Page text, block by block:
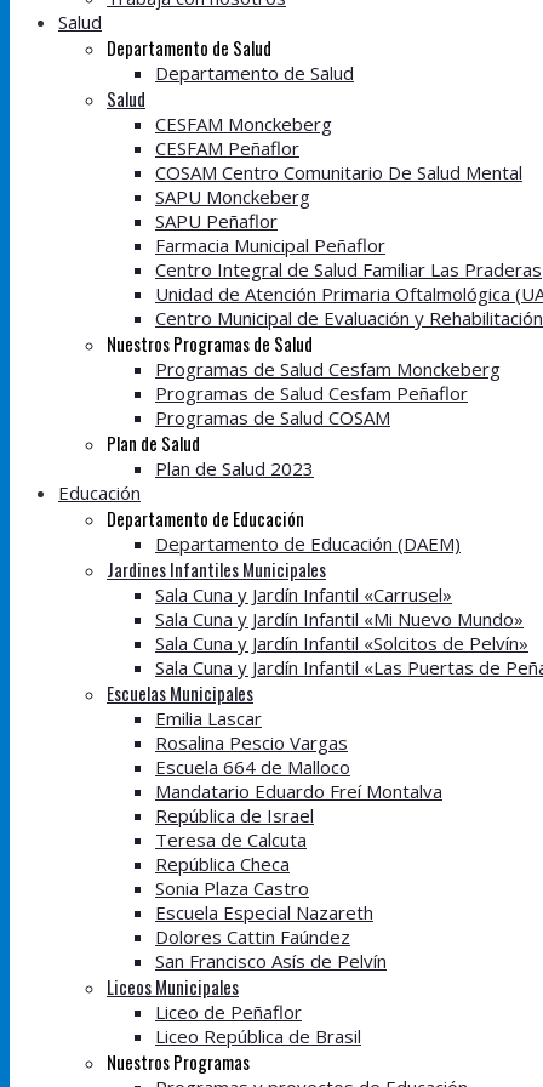
Salud
Departamento de Salud
Departamento de Salud
Salud
CESFAM Monckeberg
CESFAM Peñaflor
COSAM Centro Comunitario De Salud Mental
SAPU Monckeberg
SAPU Peñaflor
Farmacia Municipal Peñaflor
Centro Integral de Salud Familiar Las Praderas
Unidad de Atención Primaria Oftalmológica
Centro Municipal de Evaluación y
Nuestros Programas de Salud
Programas de Salud Cesfam Monckeberg
Programas de Salud Cesfam Peñaflor
Programas de Salud COSAM
Plan de Salud
Plan de Salud 2023
Educación
Departamento de Educación
Departamento de Educación (DAEM)
Jardines Infantiles Municipales
Sala Cuna y Jardín Infantil «Carrusel»
Sala Cuna y Jardín Infantil «Mi Nuevo Mundo»
Sala Cuna y Jardín Infantil «Solcitos de Pelvín»
Sala Cuna y Jardín Infantil «Las Puertas de
Escuelas Municipales
Emilia Lascar
Rosalina Pescio Vargas
Escuela 664 de Malloco
Mandatario Eduardo Freí Montalva
República de Israel
Teresa de Calcuta
República Checa
Sonia Plaza Castro
Escuela Especial Nazareth
Dolores Cattin Faúndez
San Francisco Asís de Pelvín
Liceos Municipales
Liceo de Peñaflor
Liceo República de Brasil
Nuestros Programas